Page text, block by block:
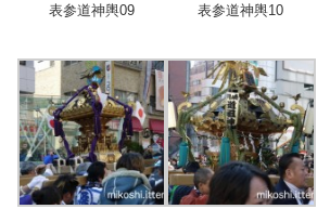
表参道神輿09 表参道神輿10